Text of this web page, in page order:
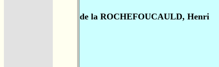
de la ROCHEFOUCAULD, Henri